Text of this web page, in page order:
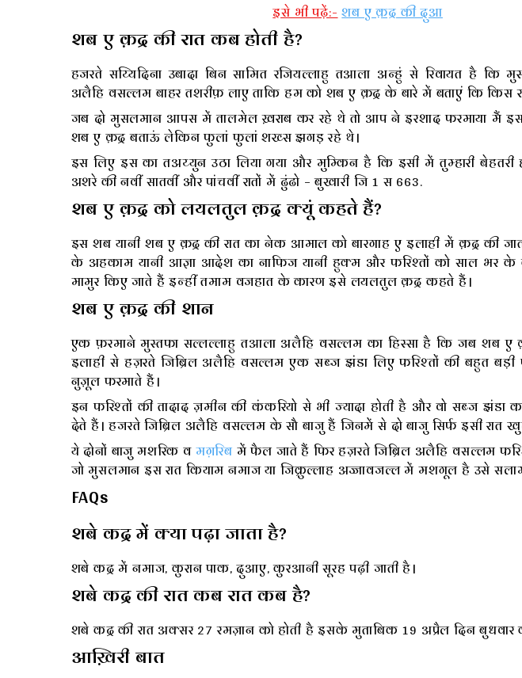
इसे भी पढ़ें:-शब ए क़द्र की दुआ
शब ए क़द्र की रात कब होती है?
हजरते सय्यिदिना उबादा बिन सामित रजियल्लाहु तआला अन्हुं से रिवायत है कि
अलैहि वसल्लम बाहर तशरीफ़ लाए ताकि हम को शब ए क़द्र के बारे में बताएं कि किस
जब दो मुसलमान आपस में तालमेल ख़राब कर रहे थे तो आप ने इरशाद फरमाया मैं
शब ए क़द्र बताऊं लेकिन फुलां फुलां शख्स झगड़ रहे थे।
इस लिए इस का तअय्युन उठा लिया गया और मुम्किन है कि इसी में तुम्हारी
अशरे की नवीं सातवीं और पांचवीं रातों में ढुंढो – बुखारी जि 1 स 663.
शब ए क़द्र को लयलतुल क़द्र क्यूं कहते हैं?
इस शब यानी शब ए क़द्र की रात का नेक आमाल को बारगाह ए इलाही में क़द्र की
के अहकाम यानी आज्ञा आदेश का नाफिज यानी हुक्म और फरिश्तों को साल भर के
मामुर किए जाते हैं इन्हीं तमाम वजहात के कारण इसे लयलतुल क़द्र कहते हैं।
शब ए क़द्र की शान
एक फ़रमाने मुस्तफा सल्लल्लाहु तआला अलैहि वसल्लम का हिस्सा है कि जब शब ए
इलाही से हज़रते जिब्रिल अलैहि वसल्लम एक सब्ज झंडा लिए फरिश्तों की बहुत
नुज़ूल फरमाते हैं।
इन फरिश्तों की तादाद ज़मीन की कंकरियो से भी ज्यादा होती है और वो सब्ज झंडा
देते हैं। हजरते जिब्रिल अलैहि वसल्लम के सौ बाजु हैं जिनमें से दो बाजु सिर्फ इसी रात
ये दोनों बाजु मशरिक वमग़रिब में फैल जाते हैं फिर हज़रते जिब्रिल अलैहि वसल्लम
जो मुसलमान इस रात कियाम नमाज या जिक्रुल्लाह अज्जावजल्ल में मशगूल है उसे
FAQs
शबे कद्र में क्या पढ़ा जाता है?
शबे कद्र में नमाज, कुरान पाक, दुआए, कुरआनी सूरह पढ़ी जाती है।
शबे कद्र की रात कब रात कब है?
शबे कद्र की रात अक्सर 27 रमज़ान को होती है इसके मुताबिक 19 अप्रैल दिन बुधवार
आख़िरी बात